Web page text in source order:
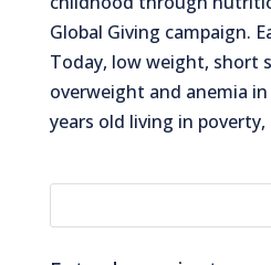
Global Giving campaign.
Today, low weight, short
overweight and anemia
years old living in